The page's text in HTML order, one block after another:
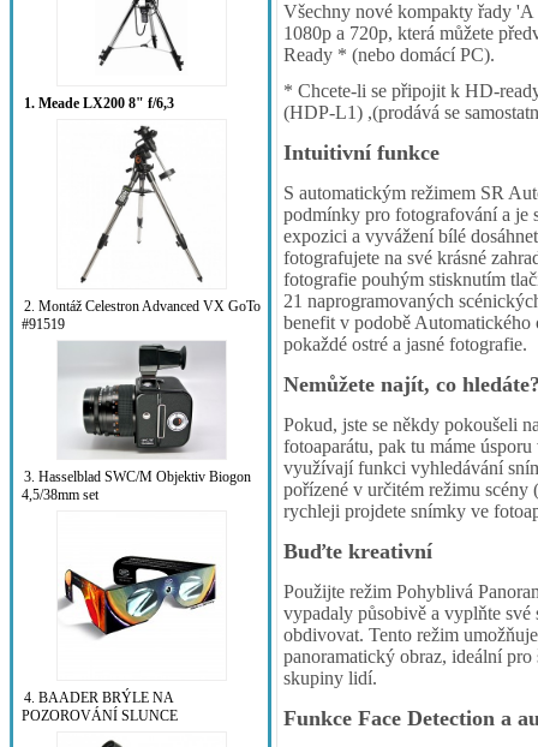
1. Meade LX200 8" f/6,3
2. Montáž Celestron Advanced VX GoTo
#91519
3. Hasselblad SWC/M Objektiv Biogon
4,5/38mm set
4. BAADER BRÝLE NA
POZOROVÁNÍ SLUNCE
Všechny nové kompakty řady
1080p a 720p, která můžete
Ready * (nebo domácí PC).
* Chcete-li se připojit k HD-
(HDP-L1) ,(prodává se
Intuitivní funkce
S automatickým režimem SR
podmínky pro fotografování a je
expozici a vyvážení bílé
fotografujete na své krásné
fotografie pouhým stisknutím
21 naprogramovaných
benefit v podobě
pokaždé ostré a jasné fotografie.
Nemůžete najít, co
Pokud, jste se někdy pokoušeli
fotoaparátu, pak tu máme
využívají funkci vyhledávání
pořízené v určitém režimu
rychleji projdete snímky ve
Buďte kreativní
Použijte režim Pohyblivá
vypadaly působivě a vyplňte své
obdivovat. Tento režim
panoramatický obraz, ideální
skupiny lidí.
Funkce Face Detection a